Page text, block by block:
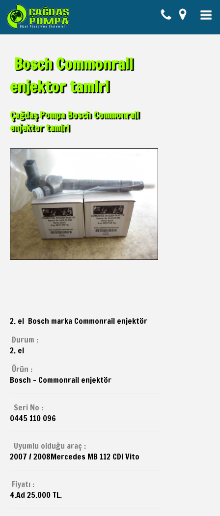
Bosch Commonrail
enjektor tamiri
Çağdaş Pompa Bosch Commonrail
enjektor tamiri
2. el Bosch marka Commonrail enjektör
Durum :
2. el
Ürün :
Bosch - Commonrail enjektör
Seri No :
0445 110 096
Uyumlu olduğu araç :
2007 / 2008Mercedes MB 112 CDI Vito
Fiyatı :
4.Ad 25.000 TL.